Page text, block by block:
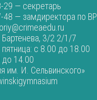
29 — секретарь
48 — замдиректора по ВР
Бартенева, 3/2 2/1/7
с 8.00 до 18.00
до 14.00
им. И. Сельвинского»